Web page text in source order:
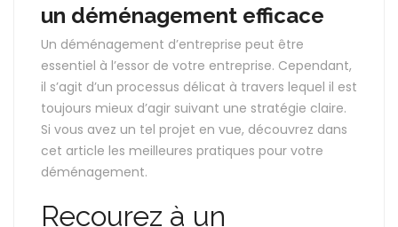
un déménagement efficace
Un déménagement d’entreprise peut être
essentiel à l’essor de votre entreprise. Cependant,
il s’agit d’un processus délicat à travers lequel il est
toujours mieux d’agir suivant une stratégie claire.
Si vous avez un tel projet en vue, découvrez dans
cet article les meilleures pratiques pour votre
déménagement.
Recourez à un